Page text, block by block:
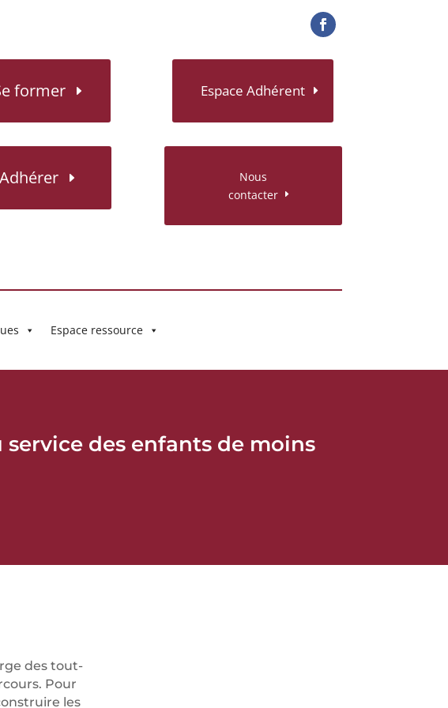
former
Adhérer
Espace Adhérent
Nous
contacter
Espace ressource
des enfants de moins
des tout-
Pour
les